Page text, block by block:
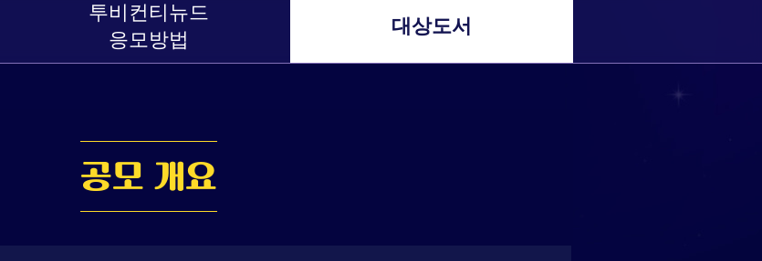
투비컨티뉴드
응모방법
대상도서
공모 개요